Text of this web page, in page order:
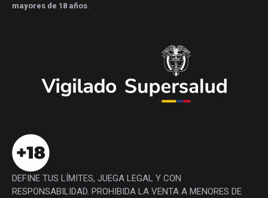
mayores de 18 años
DEFINE TUS LÍMITES, JUEGA LEGAL Y CON
RESPONSABILIDAD. PROHIBIDA LA VENTA A MENORES DE